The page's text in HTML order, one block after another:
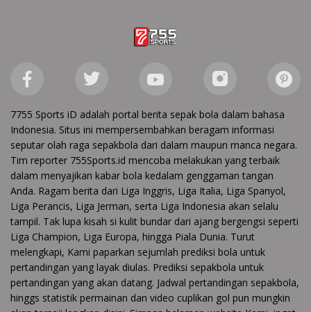
7755 Sports iD adalah portal berita sepak bola dalam bahasa
Indonesia. Situs ini mempersembahkan beragam informasi
seputar olah raga sepakbola dari dalam maupun manca negara.
Tim reporter 755Sports.id mencoba melakukan yang terbaik
dalam menyajikan kabar bola kedalam genggaman tangan
Anda. Ragam berita dari Liga Inggris, Liga Italia, Liga Spanyol,
Liga Perancis, Liga Jerman, serta Liga Indonesia akan selalu
tampil. Tak lupa kisah si kulit bundar dari ajang bergengsi seperti
Liga Champion, Liga Europa, hingga Piala Dunia. Turut
melengkapi, Kami paparkan sejumlah prediksi bola untuk
pertandingan yang layak diulas. Prediksi sepakbola untuk
pertandingan yang akan datang. Jadwal pertandingan sepakbola,
hinggs statistik permainan dan video cuplikan gol pun mungkin